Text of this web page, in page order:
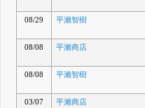
08/29
平瀨智樹
08/08
平瀨商店
08/08
平瀨智樹
03/07
平瀨商店